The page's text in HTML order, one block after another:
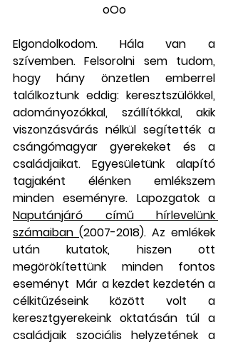
oOo
Elgondolkodom. Hála van a
szívemben. Felsorolni sem tudom,
hogy hány önzetlen emberrel
találkoztunk eddig: keresztszülőkkel,
adományozókkal, szállítókkal, akik
viszonzásvárás nélkül segítették a
csángómagyar gyerekeket és a
családjaikat. Egyesületünk alapító
tagjaként élénken emlékszem
Naputánjáró című hírlevelünk
számaiban (2007-2018). Az emlékek
után kutatok, hiszen ott
megörökítettünk minden fontos
eseményt  Már a kezdet kezdetén a
célkitűzéseink között volt a
keresztgyerekeink oktatásán túl a
családjaik szociális helyzetének a